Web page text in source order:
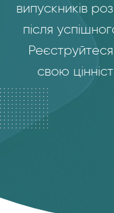
випускників
після
свою